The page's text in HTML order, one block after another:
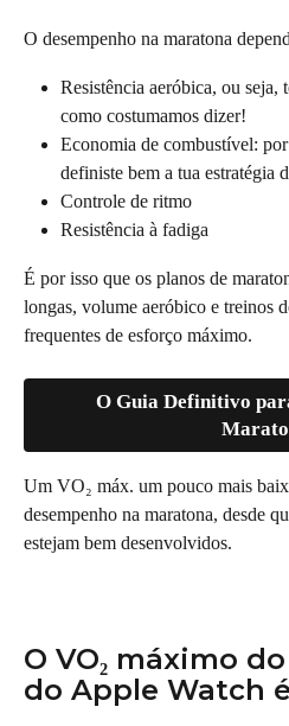
O desempenho na maratona
Resistência aeróbica, ou seja,
como costumamos dizer!
Economia de combustível:
definiste bem a tua estratégia
Controle de ritmo
Resistência à fadiga
É por isso que os planos de
longas, volume aeróbico e treinos
frequentes de esforço máximo.
O Guia Definitivo
Um VO₂ máx. um pouco mais
desempenho na maratona, desde
estejam bem desenvolvidos.
O VO₂ máximo
do Apple Watch